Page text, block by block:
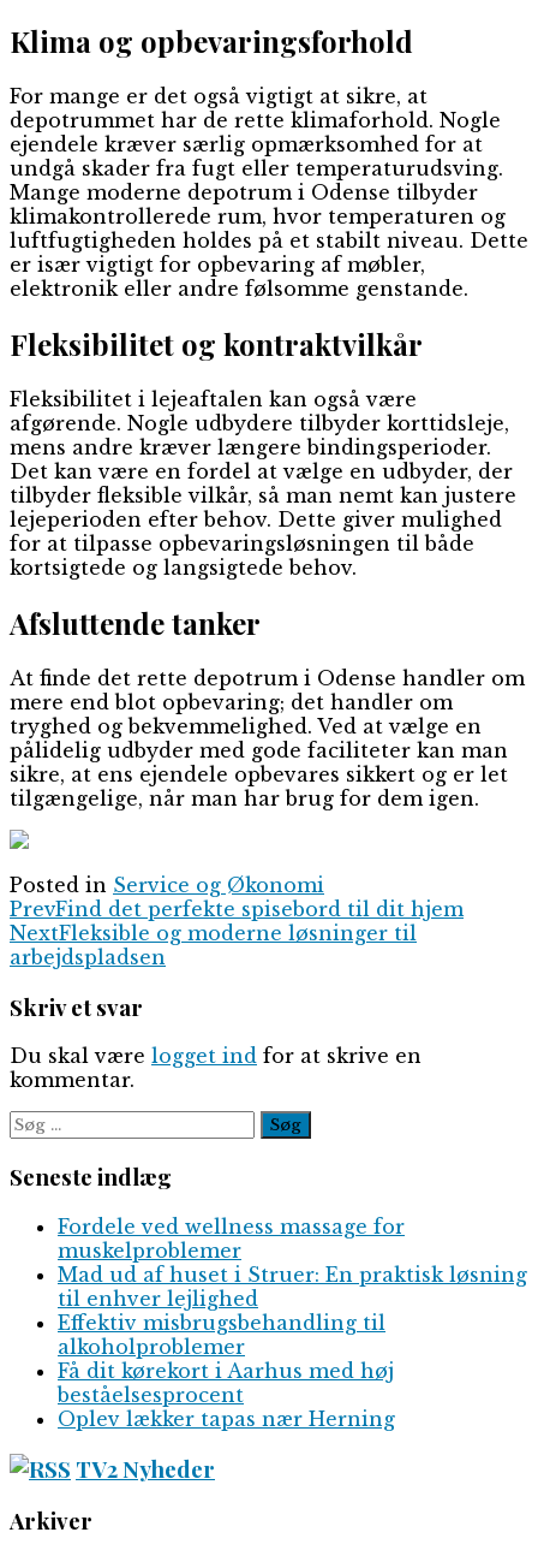
Klima og opbevaringsforhold
For mange er det også vigtigt at sikre, at
depotrummet har de rette klimaforhold. Nogle
ejendele kræver særlig opmærksomhed for at
undgå skader fra fugt eller temperaturudsving.
Mange moderne depotrum i Odense tilbyder
klimakontrollerede rum, hvor temperaturen og
luftfugtigheden holdes på et stabilt niveau. Dette
er især vigtigt for opbevaring af møbler,
elektronik eller andre følsomme genstande.
Fleksibilitet og kontraktvilkår
Fleksibilitet i lejeaftalen kan også være
afgørende. Nogle udbydere tilbyder korttidsleje,
mens andre kræver længere bindingsperioder.
Det kan være en fordel at vælge en udbyder, der
tilbyder fleksible vilkår, så man nemt kan justere
lejeperioden efter behov. Dette giver mulighed
for at tilpasse opbevaringsløsningen til både
kortsigtede og langsigtede behov.
Afsluttende tanker
At finde det rette depotrum i Odense handler om
mere end blot opbevaring; det handler om
tryghed og bekvemmelighed. Ved at vælge en
pålidelig udbyder med gode faciliteter kan man
sikre, at ens ejendele opbevares sikkert og er let
tilgængelige, når man har brug for dem igen.
Posted in Service og Økonomi
PrevFind det perfekte spisebord til dit hjem
NextFleksible og moderne løsninger til
arbejdspladsen
Skriv et svar
Du skal være logget ind for at skrive en
kommentar.
Søg
efter:
Seneste indlæg
Fordele ved wellness massage for
muskelproblemer
Mad ud af huset i Struer: En praktisk løsning
til enhver lejlighed
Effektiv misbrugsbehandling til
alkoholproblemer
Få dit kørekort i Aarhus med høj
beståelsesprocent
Oplev lækker tapas nær Herning
TV2 Nyheder
Arkiver